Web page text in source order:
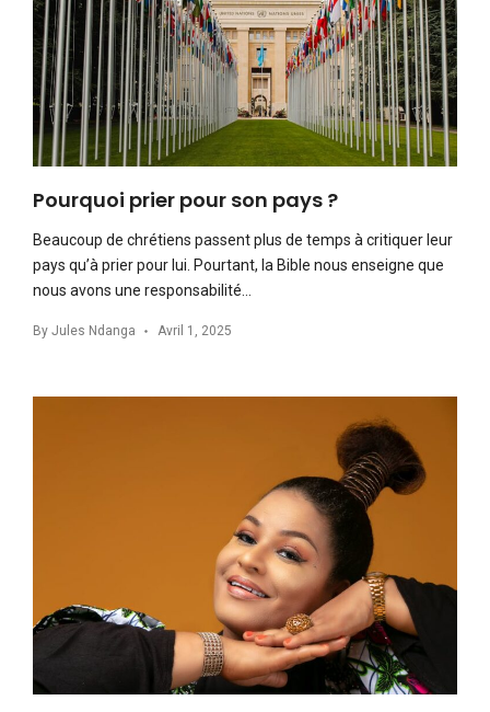
Pourquoi prier pour son pays ?
Beaucoup de chrétiens passent plus de temps à critiquer leur
pays qu’à prier pour lui. Pourtant, la Bible nous enseigne que
nous avons une responsabilité…
By Jules Ndanga Avril 1, 2025